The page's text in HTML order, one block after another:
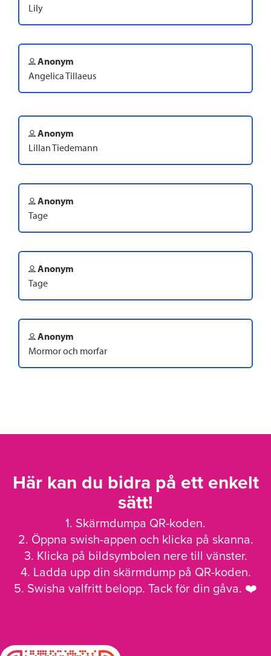
Lily
Anonym
Angelica Tillaeus
Anonym
Lillan Tiedemann
Anonym
Tage
Anonym
Tage
Anonym
Mormor och morfar
Här kan du bidra på ett enkelt
sätt!
1. Skärmdumpa QR-koden.
2. Öppna swish-appen och klicka på skanna.
3. Klicka på bildsymbolen nere till vänster.
4. Ladda upp din skärmdump på QR-koden.
5. Swisha valfritt belopp. Tack för din gåva. ❤️